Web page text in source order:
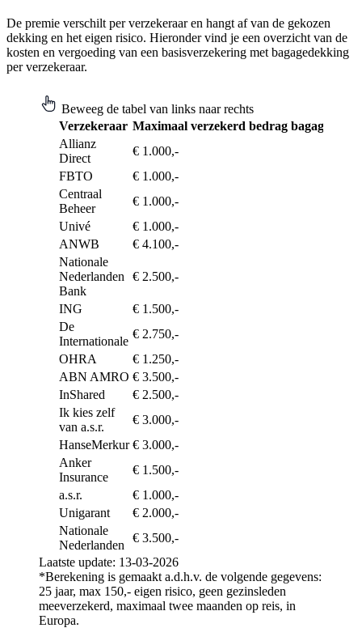
De premie verschilt per verzekeraar en hangt af van de gekozen
dekking en het eigen risico. Hieronder vind je een overzicht van de
kosten en vergoeding van een basisverzekering met bagagedekking
per verzekeraar.
Beweeg de tabel van links naar rechts
Verzekeraar Maximaal verzekerd bedrag bagage
Allianz
Direct
€ 1.000,-
FBTO
€ 1.000,-
Centraal
Beheer
€ 1.000,-
Univé
€ 1.000,-
ANWB
€ 4.100,-
Nationale
Nederlanden
Bank
€ 2.500,-
ING € 1.500,-
De
Internationale
€ 2.750,-
OHRA
€ 1.250,-
ABN AMRO € 3.500,-
InShared
€ 2.500,-
Ik kies zelf
van a.s.r.
€ 3.000,-
HanseMerkur € 3.000,-
Anker
Insurance
€ 1.500,-
a.s.r.
€ 1.000,-
Unigarant
€ 2.000,-
Nationale
Nederlanden
€ 3.500,-
Laatste update: 13-03-2026
*Berekening is gemaakt a.d.h.v. de volgende gegevens:
25 jaar, max 150,- eigen risico, geen gezinsleden
meeverzekerd, maximaal twee maanden op reis, in
Europa.